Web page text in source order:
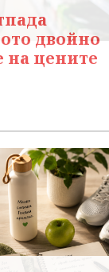
двойно
на цените